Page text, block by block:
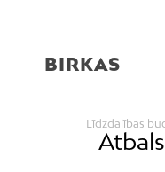
BIRKAS
Līdzdalības